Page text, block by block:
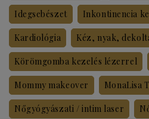
Idegsebészet Inkontinencia
Kardiológia Kéz, nyak,
Körömgomba kezelés lézerrel
Mommy makeover MonaLisa
Nőgyógyászati / intim laser